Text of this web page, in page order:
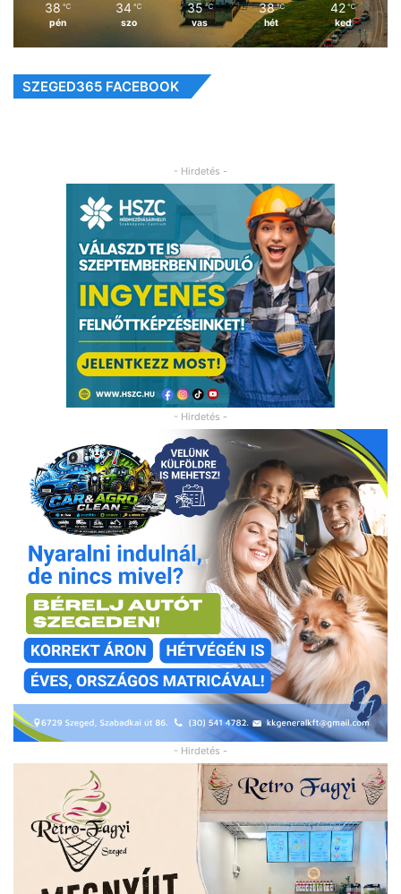
38 ℃
pén
34 ℃
szo
35 ℃
vas
38 ℃
hét
42 ℃
ked
SZEGED365 FACEBOOK
- Hirdetés -
- Hirdetés -
- Hirdetés -